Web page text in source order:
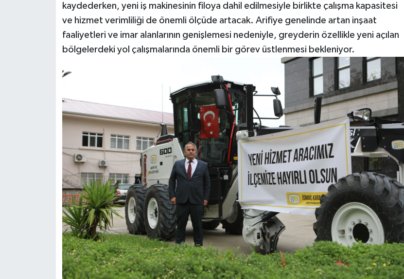
kaydederken, yeni iş makinesinin filoya dahil edilmesiyle birlikte çalışma kapasitesi
ve hizmet verimliliği de önemli ölçüde artacak. Arifiye genelinde artan inşaat
faaliyetleri ve imar alanlarının genişlemesi nedeniyle, greyderin özellikle yeni açılan
bölgelerdeki yol çalışmalarında önemli bir görev üstlenmesi bekleniyor.